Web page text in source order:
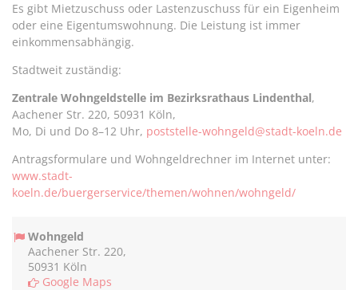
Es gibt Mietzuschuss oder Lastenzuschuss für ein Eigenheim
oder eine Eigentumswohnung. Die Leistung ist immer
einkommensabhängig.
Stadtweit zuständig:
Zentrale Wohngeldstelle im Bezirksrathaus Lindenthal,
Aachener Str. 220, 50931 Köln,
Mo, Di und Do 8–12 Uhr, poststelle-wohngeld@stadt-koeln.de
Antragsformulare und Wohngeldrechner im Internet unter:
www.stadt-
koeln.de/buergerservice/themen/wohnen/wohngeld/
Wohngeld
Aachener Str. 220,
50931 Köln
Google Maps